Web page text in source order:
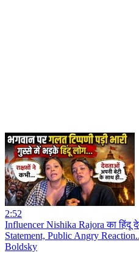
2:52
Influencer Nishika Rajora का हिंदू
Statement, Public Angry Reaction..
Boldsky